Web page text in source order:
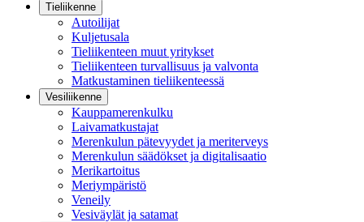
Tieliikenne
Autoilijat
Kuljetusala
Tieliikenteen muut yritykset
Tieliikenteen turvallisuus ja valvonta
Matkustaminen tieliikenteessä
Vesiliikenne
Kauppamerenkulku
Laivamatkustajat
Merenkulun pätevyydet ja meriterveys
Merenkulun säädökset ja digitalisaatio
Merikartoitus
Meriympäristö
Veneily
Vesiväylät ja satamat